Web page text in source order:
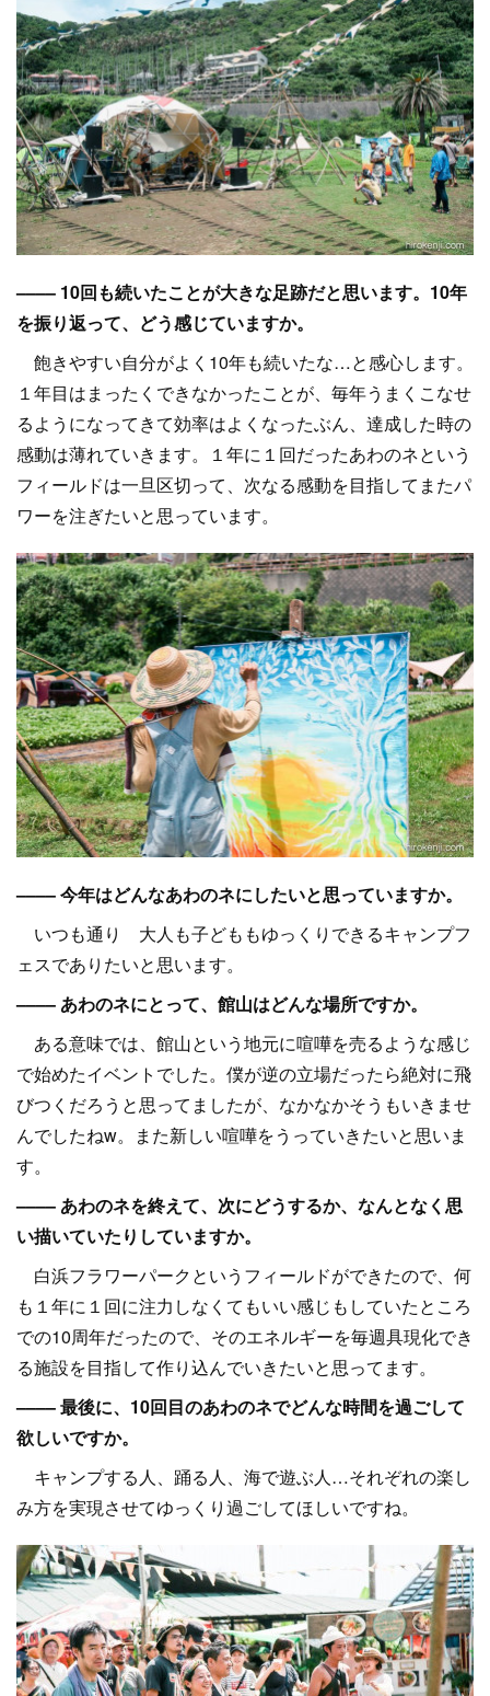
–––– 10回も続いたことが大きな足跡だと思います。10年
を振り返って、どう感じていますか。
飽きやすい自分がよく10年も続いたな…と感心します。
１年目はまったくできなかったことが、毎年うまくこなせ
るようになってきて効率はよくなったぶん、達成した時の
感動は薄れていきます。１年に１回だったあわのネという
フィールドは一旦区切って、次なる感動を目指してまたパ
ワーを注ぎたいと思っています。
–––– 今年はどんなあわのネにしたいと思っていますか。
いつも通り 大人も子どももゆっくりできるキャンプフ
ェスでありたいと思います。
–––– あわのネにとって、館山はどんな場所ですか。
ある意味では、館山という地元に喧嘩を売るような感じ
で始めたイベントでした。僕が逆の立場だったら絶対に飛
びつくだろうと思ってましたが、なかなかそうもいきませ
んでしたねw。また新しい喧嘩をうっていきたいと思いま
す。
–––– あわのネを終えて、次にどうするか、なんとなく思
い描いていたりしていますか。
白浜フラワーパークというフィールドができたので、何
も１年に１回に注力しなくてもいい感じもしていたところ
での10周年だったので、そのエネルギーを毎週具現化でき
る施設を目指して作り込んでいきたいと思ってます。
–––– 最後に、10回目のあわのネでどんな時間を過ごして
欲しいですか。
キャンプする人、踊る人、海で遊ぶ人…それぞれの楽し
み方を実現させてゆっくり過ごしてほしいですね。